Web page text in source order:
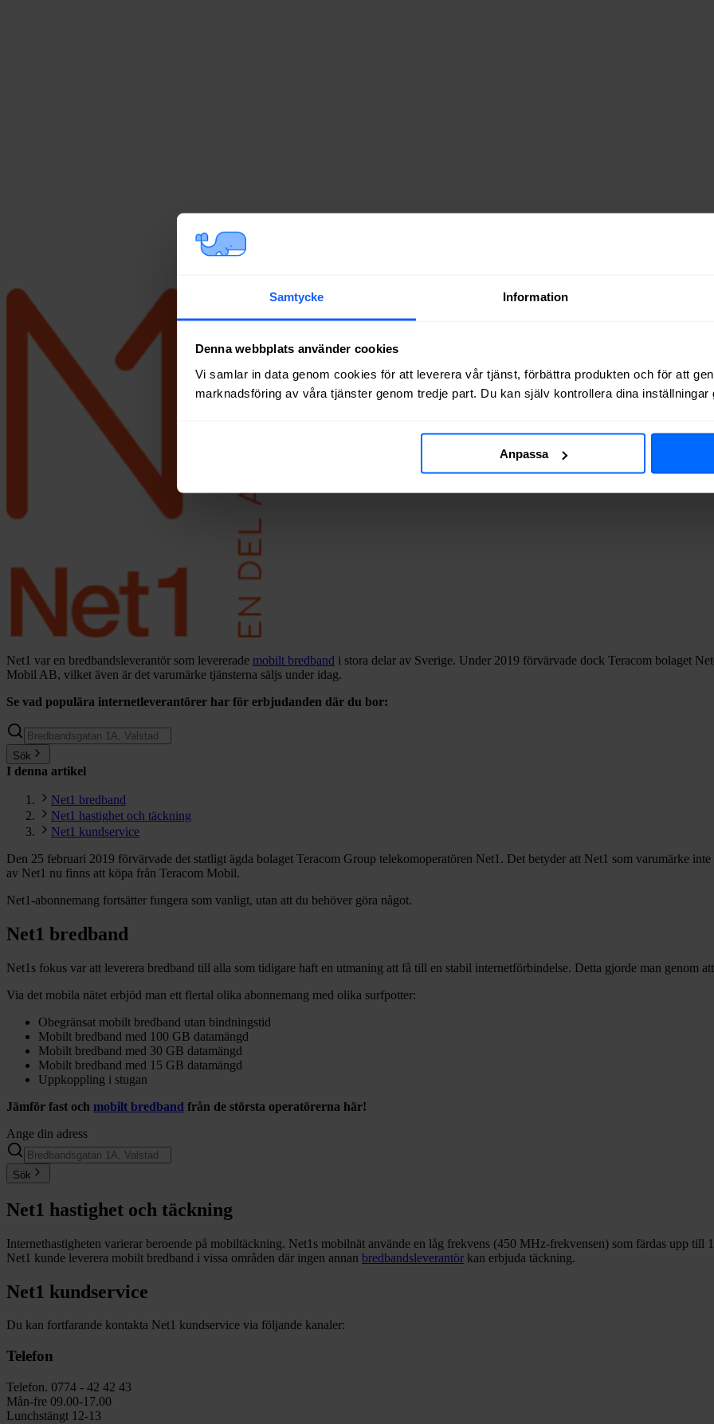
Samtycke Information
Denna webbplats använder cookies
Vi samlar in data genom cookies för att leverera vår tjänst, förbättra produkten och för att
marknadsföring av våra tjänster genom tredje part. Du kan själv kontrollera dina
Anpassa
Net1 var en bredbandsleverantör som levererade mobilt bredband i stora delar av Sverige. Under 2019 förvärvade dock Teracom bolaget
Mobil AB, vilket även är det varumärke tjänsterna säljs under idag.
Se vad populära internetleverantörer har för erbjudanden där du bor:
Sök
I denna artikel
Net1 bredband
Net1 hastighet och täckning
Net1 kundservice
Den 25 februari 2019 förvärvade det statligt ägda bolaget Teracom Group telekomoperatören Net1. Det betyder att Net1 som varumärke
av Net1 nu finns att köpa från Teracom Mobil.
Net1-abonnemang fortsätter fungera som vanligt, utan att du behöver göra något.
Net1 bredband
Net1s fokus var att leverera bredband till alla som tidigare haft en utmaning att få till en stabil internetförbindelse. Detta gjorde man genom
Via det mobila nätet erbjöd man ett flertal olika abonnemang med olika surfpotter:
Obegränsat mobilt bredband utan bindningstid
Mobilt bredband med 100 GB datamängd
Mobilt bredband med 30 GB datamängd
Mobilt bredband med 15 GB datamängd
Uppkoppling i stugan
Jämför fast och mobilt bredband från de största operatörerna här!
Ange din adress
Sök
Net1 hastighet och täckning
Internethastigheten varierar beroende på mobiltäckning. Net1s mobilnät använde en låg frekvens (450 MHz-frekvensen) som färdas upp
Net1 kunde leverera mobilt bredband i vissa områden där ingen annan bredbandsleverantör kan erbjuda täckning.
Net1 kundservice
Du kan fortfarande kontakta Net1 kundservice via följande kanaler:
Telefon
Telefon. 0774 - 42 42 43
Mån-fre 09.00-17.00
Lunchstängt 12-13